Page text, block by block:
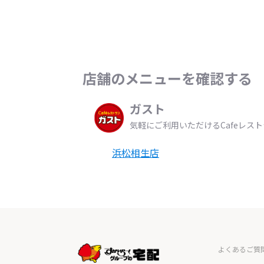
店舗のメニューを確認する
ガスト
気軽にご利用いただけるCafeレス
浜松相生店
よくあるご質